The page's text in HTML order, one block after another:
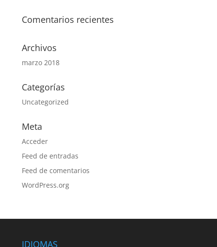
Comentarios recientes
Archivos
marzo 2018
Categorías
Uncategorized
Meta
Acceder
Feed de entradas
Feed de comentarios
WordPress.org
IDIOMAS